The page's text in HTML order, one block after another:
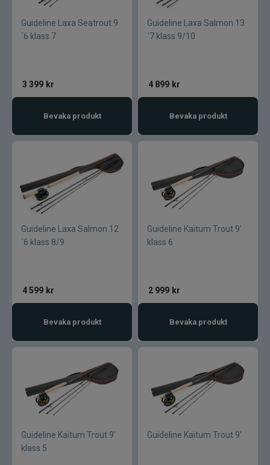
Vantar och handskar
Kepsar till flugfiske
Kläder till flugfiske
Flytringar
Vinterfiske
Kläder
Specimenfiske
Guideline Laxa Seatrout 9
´6 klass 7
3 399 kr
Bevaka produkt
Guideline Laxa Salmon 13
´7 klass 9/10
4 899 kr
Bevaka produkt
Guideline Laxa Salmon 12
´6 klass 8/9
4 599 kr
Bevaka produkt
Guideline Kaitum Trout 9'
klass 6
2 999 kr
Bevaka produkt
Guideline Kaitum Trout 9'
klass 5
Guideline Kaitum Trout 9'